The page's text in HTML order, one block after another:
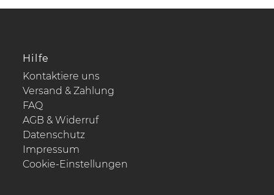
Hilfe
Kontaktiere uns
Versand & Zahlung
FAQ
AGB & Widerruf
Datenschutz
Impressum
Cookie-Einstellungen